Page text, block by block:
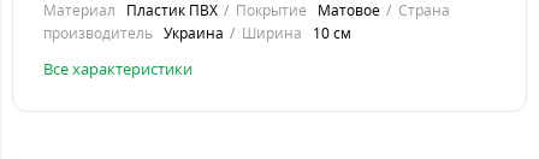
Материал Пластик ПВХ Покрытие Матовое
Страна
производитель Украина Ширина 10 см
Все характеристики